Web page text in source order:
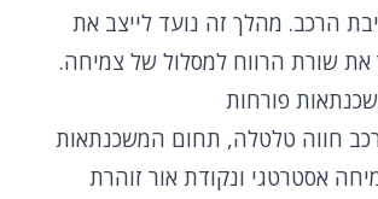
הרכב. מהלך זה נועד לייצב את
את שורת הרווח למסלול של צמיחה.
פורחות
חווה טלטלה, תחום המשכנתאות
אסטרטגי ונקודת אור זוהרת